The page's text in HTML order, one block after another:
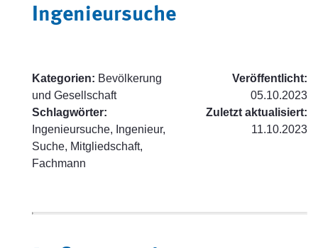
Ingenieursuche
Kategorien: Bevölkerung
und Gesellschaft
Schlagwörter:
Ingenieursuche, Ingenieur,
Suche, Mitgliedschaft,
Fachmann
Veröffentlicht:
05.10.2023
Zuletzt aktualisiert:
11.10.2023